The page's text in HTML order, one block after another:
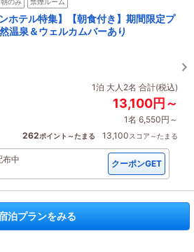
ンホテル特集】【朝食付き】期間限定プ
温泉＆ウェルカムバーあり
1泊 大人2名 合計(税込)
13,100円～
1名 6,550円～
262ポイント～たまる 13,100スコア～たまる
布中 クーポンGET
泊プランをみる